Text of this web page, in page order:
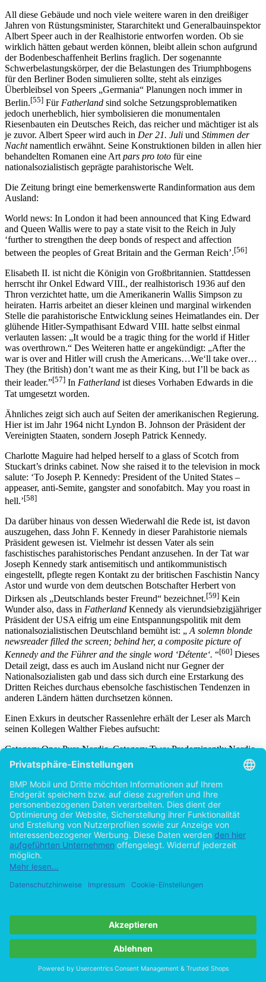
All diese Gebäude und noch viele weitere waren in den dreißiger
Jahren von Rüstungsminister, Stararchitekt und Generalbauinspektor
Albert Speer auch in der Realhistorie entworfen worden. Ob sie
wirklich hätten gebaut werden können, bleibt allein schon aufgrund
der Bodenbeschaffenheit Berlins fraglich. Der sogenannte
Schwerbelastungskörper, der die Belastungen des Triumphbogens
für den Berliner Boden simulieren sollte, steht als einziges
Überbleibsel von Speers „Germania“ Planungen noch immer in
Berlin.[55] Für Fatherland sind solche Setzungsproblematiken
jedoch unerheblich, hier symbolisieren die monumentalen
Riesenbauten ein Deutsches Reich, das reicher und mächtiger ist als
je zuvor. Albert Speer wird auch in Der 21. Juli und Stimmen der
Nachtnamentlich erwähnt. Seine Konstruktionen bilden in allen hier
behandelten Romanen eine Art pars pro toto für eine
nationalsozialistisch geprägte parahistorische Welt.
Die Zeitung bringt eine bemerkenswerte Randinformation aus dem
Ausland:
World news: In London it had been announced that King Edward
and Queen Wallis were to pay a state visit to the Reich in July
‘further to strengthen the deep bonds of respect and affection
between the peoples of Great Britain and the German Reich’.[56]
Elisabeth II. ist nicht die Königin von Großbritannien. Stattdessen
herrscht ihr Onkel Edward VIII., der realhistorisch 1936 auf den
Thron verzichtet hatte, um die Amerikanerin Wallis Simpson zu
heiraten. Harris arbeitet an dieser kleinen und marginal wirkenden
Stelle die parahistorische Entwicklung seines Heimatlandes ein. Der
glühende Hitler-Sympathisant Edward VIII. hatte selbst einmal
verlauten lassen: „It would be a tragic thing for the world if Hitler
was overthrown.“ Des Weiteren hatte er angekündigt: „After the
war is over and Hitler will crush the Americans…We‘ll take over…
They (the British) don’t want me as their King, but I’ll be back as
their leader.”[57] In Fatherland ist dieses Vorhaben Edwards in die
Tat umgesetzt worden.
Ähnliches zeigt sich auch auf Seiten der amerikanischen Regierung.
Hier ist im Jahr 1964 nicht Lyndon B. Johnson der Präsident der
Vereinigten Staaten, sondern Joseph Patrick Kennedy.
Charlotte Maguire had helped herself to a glass of Scotch from
Stuckart’s drinks cabinet. Now she raised it to the television in mock
salute: ‘To Joseph P. Kennedy: President of the United States –
appeaser, anti-Semite, gangster and sonofabitch. May you roast in
hell.’[58]
Da darüber hinaus von dessen Wiederwahl die Rede ist, ist davon
auszugehen, dass John F. Kennedy in dieser Parahistorie niemals
Präsident gewesen ist. Vielmehr ist dessen Vater als sein
faschistisches parahistorisches Pendant anzusehen. In der Tat war
Joseph Kennedy stark antisemitisch und antikommunistisch
eingestellt, pflegte regen Kontakt zu der britischen Faschistin Nancy
Astor und wurde von dem deutschen Botschafter Herbert von
Dirksen als „Deutschlands bester Freund“ bezeichnet.[59] Kein
Wunder also, dass in Fatherland Kennedy als vierundsiebzigjähriger
Präsident der USA eifrig um eine Entspannungspolitik mit dem
nationalsozialistischen Deutschland bemüht ist: „ A solemn blonde
newsreader filled the screen; behind her, a composite picture of
Kennedy and the Führer and the single word ‘Détente‘. “[60] Dieses
Detail zeigt, dass es auch im Ausland nicht nur Gegner der
Nationalsozialisten gab und dass sich durch eine Erstarkung des
Dritten Reiches durchaus ebensolche faschistischen Tendenzen in
anderen Ländern hätten durchsetzen können.
Einen Exkurs in deutscher Rassenlehre erhält der Leser als March
seinen Kollegen Walther Fiebes aufsucht:
Category One: Pure Nordic. Category Two: Predominantly Nordic
or Phalic. Category Three: Harmonious Bastard with Slight Alpine
Dinaric or Mediterranean Characteristics. These groups qualified for
membership of the SS. The others could hold no public office […]
Category Four: Bastard of Predominantly East-Baltic or Alpine
Origin. Category Five: Bastard of Extra-European Origin. March
was a One/Two.[61]
Die rigorose Einteilung in Kategorien und die damit verbundenen
beruflichen Chancen zeigen, wie sehr Hitlers Ideologien zu Eugenik
und Rassenhygiene über die Jahre des Sieges institutionalisiert
worden sind.
Eine weitere wichtige Stelle im Roman, ist der Ausflug in die
Fatherlandeinen neutralen Raum.
Switzerland was a cluster of lights in a great darkness, enemies all
around it: Italy to the south, France to the west, Germany north and
[63]